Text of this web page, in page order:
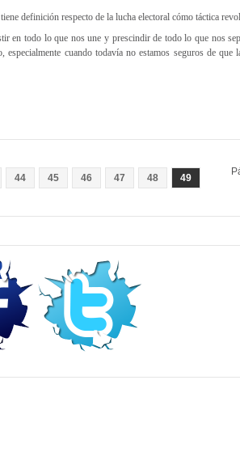
definición respecto de la lucha electoral cómo táctica
en todo lo que nos une y prescindir de todo lo que nos
cuando todavía no estamos seguros de que
44 45 46 47 48 49